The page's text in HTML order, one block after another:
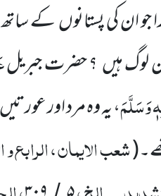
جو ان کی پستانوںکے
لوگ ہیں؟ حضرت جبریل
وَسَلَّمَ، یہ وہ مرد اور عورتیں
(شعب الایمان ،